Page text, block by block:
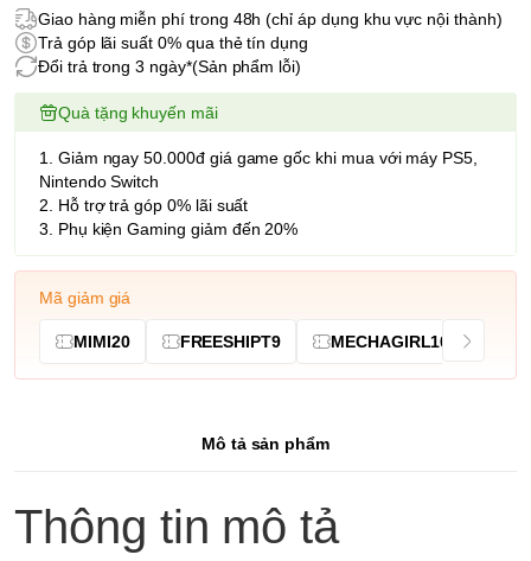
Giao hàng miễn phí trong 48h (chỉ áp dụng khu vực nội thành)
Trả góp lãi suất 0% qua thẻ tín dụng
Đổi trả trong 3 ngày*(Sản phẩm lỗi)
Quà tặng khuyến mãi
1. Giảm ngay 50.000đ giá game gốc khi mua với máy PS5,
Nintendo Switch
2. Hỗ trợ trả góp 0% lãi suất
3. Phụ kiện Gaming giảm đến 20%
Mã giảm giá
MIMI20 FREESHIPT9 MECHAGIRL10
Mô tả sản phẩm
Thông tin mô tả